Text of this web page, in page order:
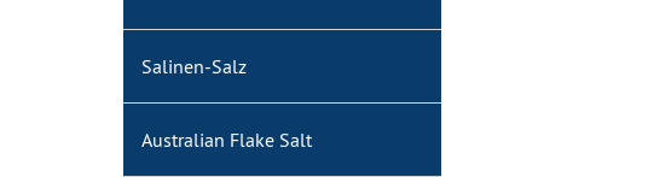
Salinen-Salz
Australian Flake Salt